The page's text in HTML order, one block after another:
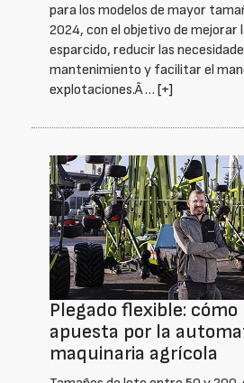
para los modelos de mayor
2024, con el objetivo de mejorar
esparcido, reducir las
mantenimiento y facilitar el
explotaciones.Â … [+]
Plegado flexible: cómo
apuesta por la
maquinaria agrícola